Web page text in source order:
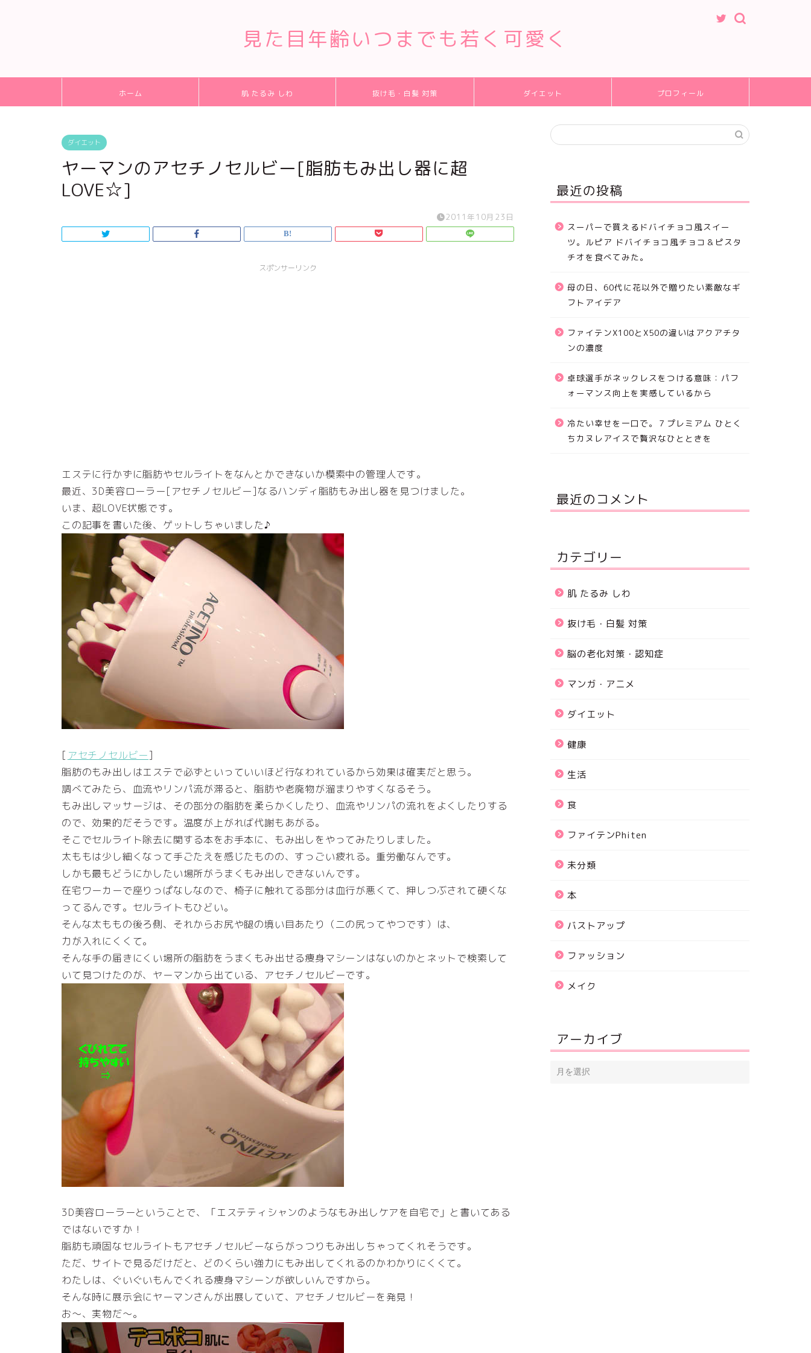
見た目年齢いつまでも若く可愛く
ホーム 肌 たるみ しわ 抜け毛・白髪 対策 ダイエット プロフィール
ダイエット
ヤーマンのアセチノセルビー[脂肪もみ出し器に超
LOVE☆]
2011年10月23日
スポンサーリンク
エステに行かずに脂肪やセルライトをなんとかできないか模索中の管理人です。
最近、3D美容ローラー[アセチノセルビー]なるハンディ脂肪もみ出し器を見つけました。
いま、超LOVE状態です。
この記事を書いた後、ゲットしちゃいました♪
[ アセチノセルビー]
脂肪のもみ出しはエステで必ずといっていいほど行なわれているから効果は確実だと思う。
調べてみたら、血流やリンパ流が滞ると、脂肪や老廃物が溜まりやすくなるそう。
もみ出しマッサージは、その部分の脂肪を柔らかくしたり、血流やリンパの流れをよくしたりする
ので、効果的だそうです。温度が上がれば代謝もあがる。
そこでセルライト除去に関する本をお手本に、もみ出しをやってみたりしました。
太ももは少し細くなって手ごたえを感じたものの、すっごい疲れる。重労働なんです。
しかも最もどうにかしたい場所がうまくもみ出しできないんです。
在宅ワーカーで座りっぱなしなので、椅子に触れてる部分は血行が悪くて、押しつぶされて硬くな
ってるんです。セルライトもひどい。
そんな太ももの後ろ側、それからお尻や腿の境い目あたり（二の尻ってやつです）は、
力が入れにくくて。
そんな手の届きにくい場所の脂肪をうまくもみ出せる痩身マシーンはないのかとネットで検索して
いて見つけたのが、ヤーマンから出ている、アセチノセルビーです。
3D美容ローラーということで、「エステティシャンのようなもみ出しケアを自宅で」と書いてある
ではないですか！
脂肪も頑固なセルライトもアセチノセルビーならがっつりもみ出しちゃってくれそうです。
ただ、サイトで見るだけだと、どのくらい強力にもみ出してくれるのかわかりにくくて。
わたしは、ぐいぐいもんでくれる痩身マシーンが欲しいんですから。
そんな時に展示会にヤーマンさんが出展していて、アセチノセルビーを発見！
お～、実物だ～。
最近の投稿
スーパーで買えるドバイチョコ風スイー
ツ。ルピア ドバイチョコ風チョコ＆ピスタ
チオを食べてみた。
母の日、60代に花以外で贈りたい素敵なギ
フトアイデア
ファイテンX100とX50の違いはアクアチタ
ンの濃度
卓球選手がネックレスをつける意味：パフ
ォーマンス向上を実感しているから
冷たい幸せを一口で。７プレミアム ひとく
ちカヌレアイスで贅沢なひとときを
最近のコメント
カテゴリー
肌 たるみ しわ
抜け毛・白髪 対策
脳の老化対策・認知症
マンガ・アニメ
ダイエット
健康
生活
食
ファイテンPhiten
未分類
本
バストアップ
ファッション
メイク
アーカイブ